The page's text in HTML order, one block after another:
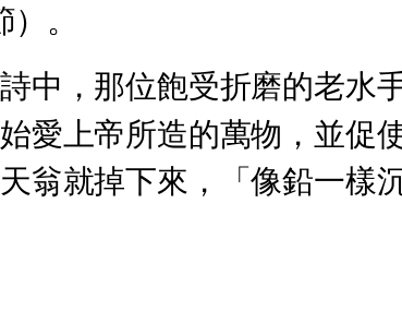
。
中，那位飽受折磨的老水
愛上帝所造的萬物，並促
翁就掉下來，「像鉛一樣